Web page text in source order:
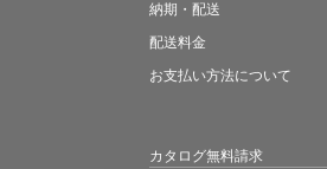
カタログ無料請求
納期・配送
配送料金
お支払い方法について